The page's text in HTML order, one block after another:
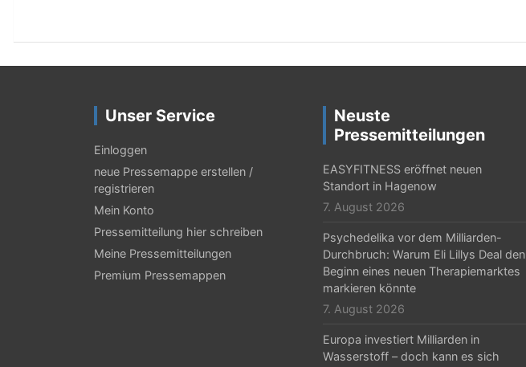
Unser Service
Einloggen
neue Pressemappe erstellen /
registrieren
Mein Konto
Pressemitteilung hier schreiben
Meine Pressemitteilungen
Premium Pressemappen
Neuste
Pressemitteilungen
EASYFITNESS eröffnet neuen
Standort in Hagenow
7. August 2026
Psychedelika vor dem Milliarden-
Durchbruch: Warum Eli Lillys Deal den
Beginn eines neuen Therapiemarktes
markieren könnte
7. August 2026
Europa investiert Milliarden in
Wasserstoff – doch kann es sich